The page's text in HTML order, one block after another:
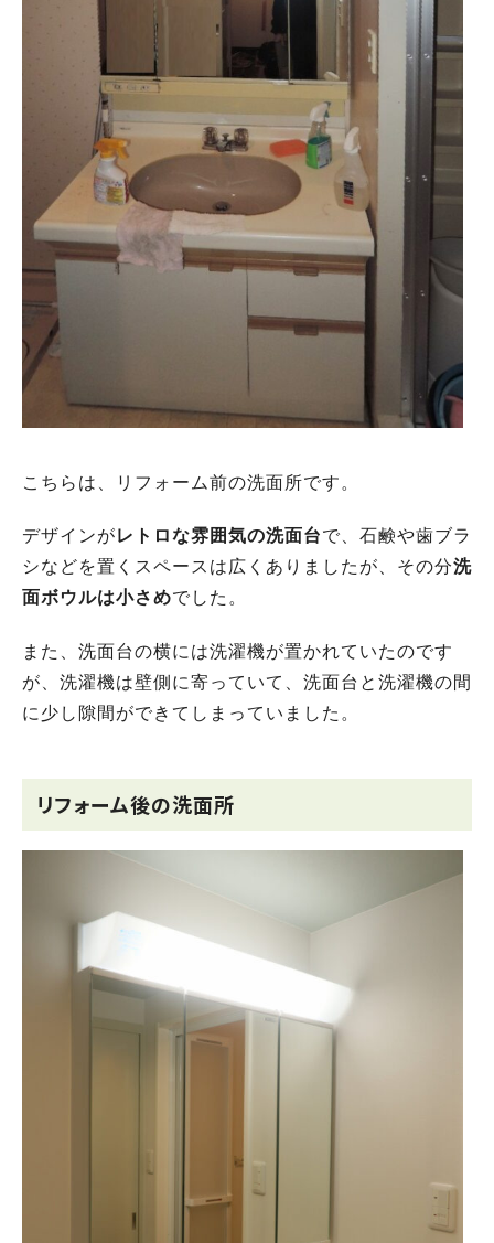
こちらは、リフォーム前の洗面所です。
デザインがレトロな雰囲気の洗面台で、石鹸や歯ブラ
シなどを置くスペースは広くありましたが、その分洗
面ボウルは小さめでした。
また、洗面台の横には洗濯機が置かれていたのです
が、洗濯機は壁側に寄っていて、洗面台と洗濯機の間
に少し隙間ができてしまっていました。
リフォーム後の洗面所